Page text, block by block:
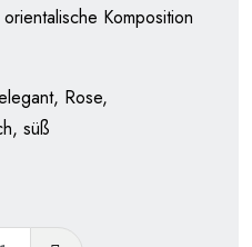
Komposition
Rose,
süß
Ipuro